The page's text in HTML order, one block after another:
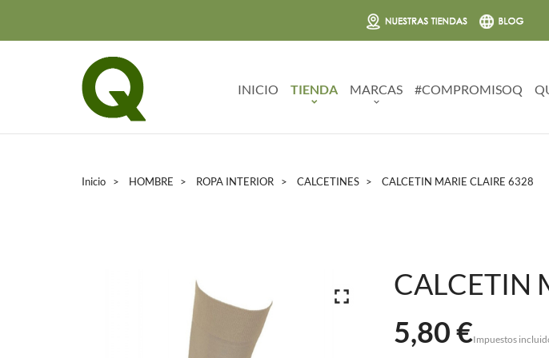
INICIO TIENDA MARCAS #COMPROMISOQ
Inicio HOMBRE ROPA INTERIOR CALCETINES CALCETIN MARIE CLAIRE 6328
CALCETIN
5,80 €Impuestos